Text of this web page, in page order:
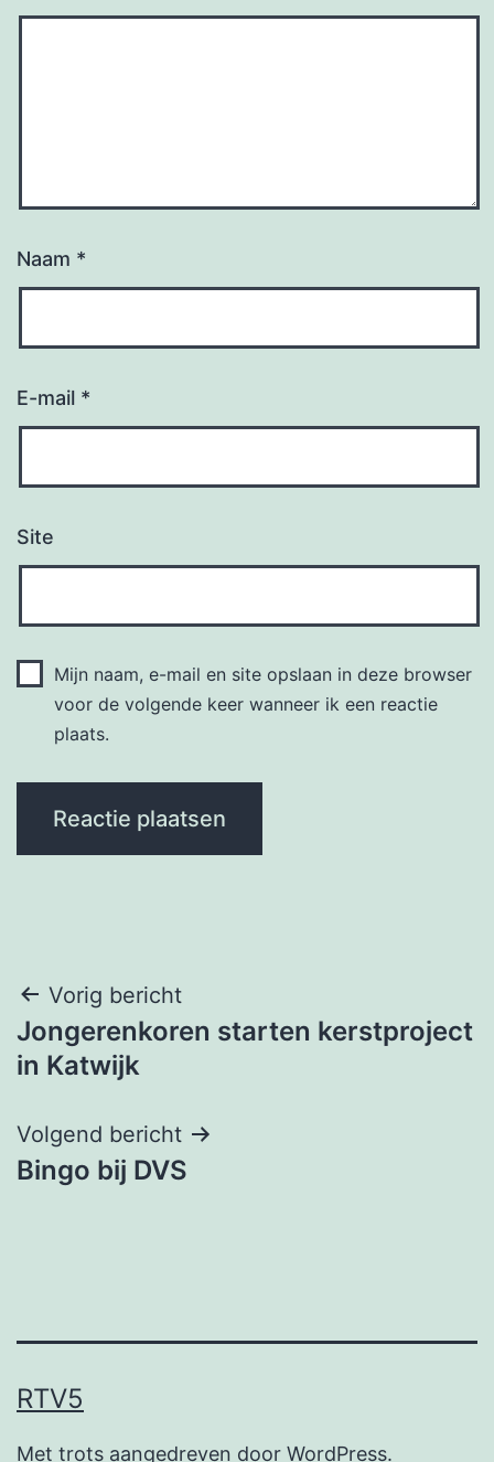
Naam *
E-mail *
Site
Mijn naam, e-mail en site opslaan in deze browser
voor de volgende keer wanneer ik een reactie
plaats.
Bericht
navigatie
Vorig bericht
Jongerenkoren starten kerstproject
in Katwijk
Volgend bericht
Bingo bij DVS
RTV5
Met trots aangedreven door WordPress.